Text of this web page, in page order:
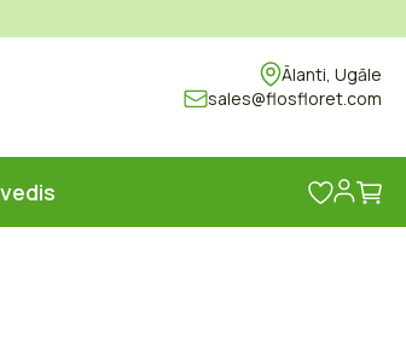
Ālanti, Ugāle
sales@flosfloret.com